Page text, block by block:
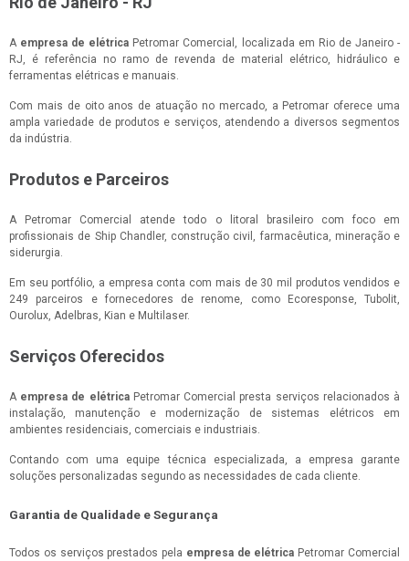
A empresa de elétrica Petromar Comercial, localizada em Rio de Janeiro -
RJ, é referência no ramo de revenda de material elétrico, hidráulico e
ferramentas elétricas e manuais.
Com mais de oito anos de atuação no mercado, a Petromar oferece uma
ampla variedade de produtos e serviços, atendendo a diversos segmentos
da indústria.
Produtos e Parceiros
A Petromar Comercial atende todo o litoral brasileiro com foco em
profissionais de Ship Chandler, construção civil, farmacêutica, mineração e
siderurgia.
Em seu portfólio, a empresa conta com mais de 30 mil produtos vendidos e
249 parceiros e fornecedores de renome, como Ecoresponse, Tubolit,
Ourolux, Adelbras, Kian e Multilaser.
Serviços Oferecidos
A empresa de elétricaPetromar Comercial presta serviços relacionados à
instalação, manutenção e modernização de sistemas elétricos em
ambientes residenciais, comerciais e industriais.
Contando com uma equipe técnica especializada, a empresa garante
soluções personalizadas segundo as necessidades de cada cliente.
Garantia de Qualidade e Segurança
Todos os serviços prestados pela empresa de elétrica Petromar Comercial